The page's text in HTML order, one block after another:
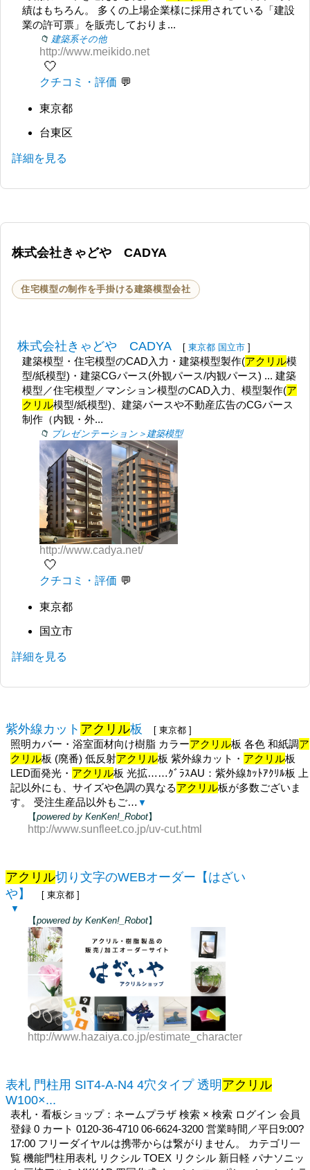
績はもちろん。 多くの上場企業様に採用されている「建設
業の許可票」を販売しておりま...
建築系その他
http://www.meikido.net
🤍
クチコミ・評価
東京都
台東区
詳細を見る
株式会社きゃどや CADYA
住宅模型の制作を手掛ける建築模型会社
株式会社きゃどや CADYA [ 東京都 国立市 ]
建築模型・住宅模型のCAD入力・建築模型製作(アクリル模
型/紙模型)・建築CGパース(外観パース/内観パース) ... 建築
模型／住宅模型／マンション模型のCAD入力、模型製作(ア
クリル模型/紙模型)、建築パースや不動産広告のCGパース
制作（内観・外...
プレゼンテーション＞建築模型
http://www.cadya.net/
🤍
クチコミ・評価
東京都
国立市
詳細を見る
紫外線カット アクリル板 [ 東京都 ]
照明カバー・浴室面材向け樹脂 カラーアクリル板 各色 和紙調ア
クリル板 (廃番) 低反射アクリル板 紫外線カット・ アクリル板
LED面発光・ アクリル板 光拡……ｸﾞﾗｽAU：紫外線ｶｯﾄｱｸﾘﾙ板 上
記以外にも、サイズや色調の異なるアクリル板が多数ございま
す。 受注生産品以外もご… ▼
【powered by KenKen!_Robot】
http://www.sunfleet.co.jp/uv-cut.html
アクリル切り文字のWEBオーダー【はざい
や】
[ 東京都 ]
▼
【powered by KenKen!_Robot】
http://www.hazaiya.co.jp/estimate_character
表札 門柱用 SIT4-A-N4 4穴タイプ 透明 アクリル
W100×...
表札・看板ショップ：ネームプラザ 検索 × 検索 ログイン 会員
登録 0 カート 0120-36-4710 06-6624-3200 営業時間／平日9:00?
17:00 フリーダイヤルは携帯からは繋がりません。 カテゴリ一
覧 機能門柱用表札 リクシル TOEX リクシル 新日軽 パナソニッ